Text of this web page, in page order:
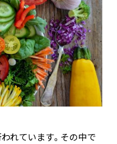
れています。その中で